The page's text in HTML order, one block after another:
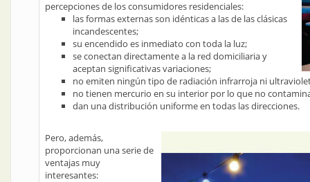
percepciones de los consumidores residenciales:
las formas externas son idénticas a las de las clásicas
incandescentes;
su encendido es inmediato con toda la luz;
se conectan directamente a la red domiciliaria y
aceptan significativas variaciones;
no emiten ningún tipo de radiación infrarroja ni
no tienen mercurio en su interior por lo que no
dan una distribución uniforme en todas las direcciones.
Pero, además,
proporcionan una serie de
ventajas muy
interesantes: